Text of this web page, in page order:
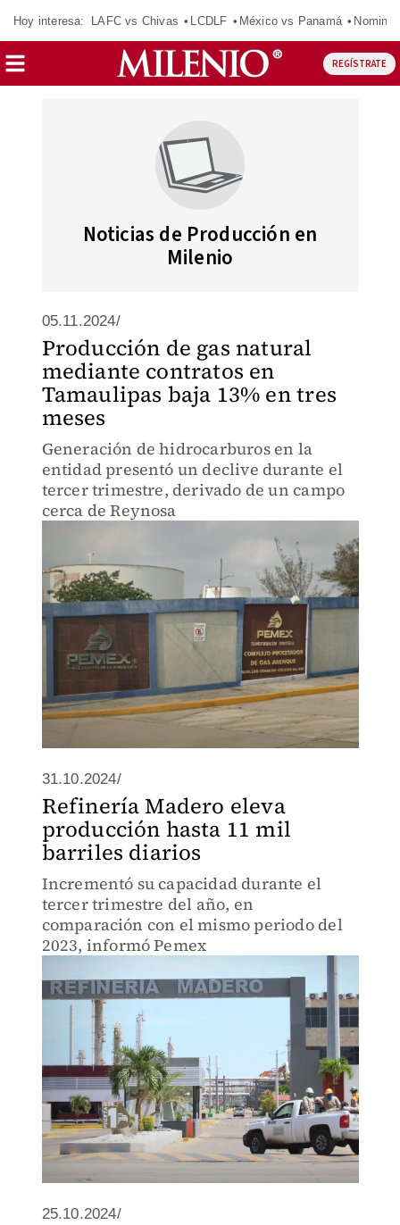
Hoy interesa: LAFC vs Chivas LCDLF México vs Panamá
REGÍSTRATE
Noticias de Producción en
Milenio
05.11.2024/
Producción de gas natural
mediante contratos en
Tamaulipas baja 13% en tres
meses
Generación de hidrocarburos en la
entidad presentó un declive durante el
tercer trimestre, derivado de un campo
cerca de Reynosa
31.10.2024/
Refinería Madero eleva
producción hasta 11 mil
barriles diarios
Incrementó su capacidad durante el
tercer trimestre del año, en
comparación con el mismo periodo del
2023, informó Pemex
25.10.2024/